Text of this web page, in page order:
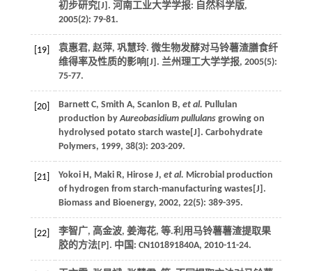
初步研究[J]. 河南工业大学学报: 自然科学版,
2005(2): 79-81.
[19]
袁惠君, 赵萍, 巩慧玲. 微生物发酵对马铃薯渣膳食纤
维得率及性质的影响[J]. 兰州理工大学学报, 2005(5):
75-77.
[20] Barnett C, Smith A, Scanlon B, et al. Pullulan
production byAureobasidium pullulansgrowing on
hydrolysed potato starch waste[J]. Carbohydrate
Polymers, 1999, 38(3): 203-209.
[21] Yokoi H, Maki R, Hirose J, et al. Microbial production
of hydrogen from starch-manufacturing wastes[J].
Biomass and Bioenergy, 2002, 22(5): 389-395.
[22] 李智广, 高金波, 姜海花, 等.利用马铃薯薯渣提取果
胶的方法[P]. 中国: CN101891840A, 2010-11-24.